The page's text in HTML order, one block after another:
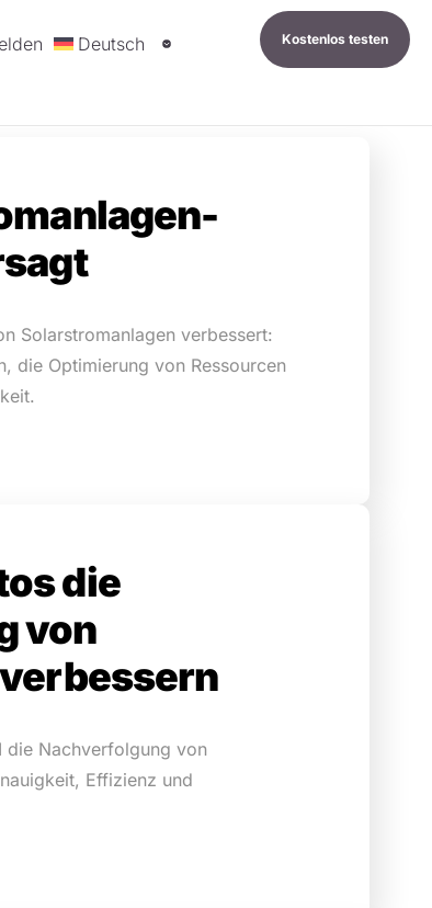
Deutsch Kostenlos testen
Solarstromanlagen verbessert:
die Optimierung von Ressourcen
die
von
die Nachverfolgung von
Effizienz und